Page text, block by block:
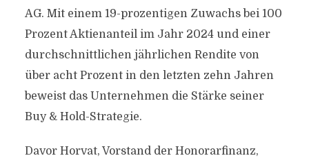
AG. Mit einem 19-prozentigen Zuwachs bei 100
Prozent Aktienanteil im Jahr 2024 und einer
durchschnittlichen jährlichen Rendite von
über acht Prozent in den letzten zehn Jahren
beweist das Unternehmen die Stärke seiner
Buy & Hold-Strategie.
Davor Horvat, Vorstand der Honorarfinanz,